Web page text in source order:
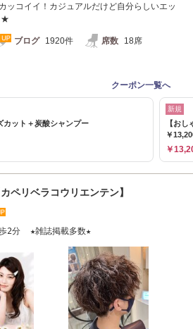
ッコイイ！カジュアルだけど自分らしいエッ
★
ブログ 1920件 席数 18席
クーポン一覧へ
カット＋炭酸シャンプー
新規
【お
￥
￥
ペリベラコウリエンテン】
2分 ★雑誌掲載多数★